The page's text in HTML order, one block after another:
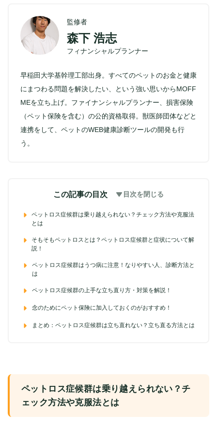
監修者
森下 浩志
フィナンシャルプランナー
早稲田大学基幹理工部出身。すべてのペットのお金と健康
にまつわる問題を解決したい、という強い思いからMOFF
MEを立ち上げ。ファイナンシャルプランナー、損害保険
（ペット保険を含む）の公的資格取得。獣医師団体などと
連携をして、ペットのWEB健康診断ツールの開発も行
う。
この記事の目次 目次を閉じる
ペットロス症候群は乗り越えられない？チェック方法や克服法
とは
そもそもペットロスとは？ペットロス症候群と症状について解
説！
ペットロス症候群はうつ病に注意！なりやすい人、診断方法と
は
ペットロス症候群の上手な立ち直り方・対策を解説！
念のためにペット保険に加入しておくのがおすすめ！
まとめ：ペットロス症候群は立ち直れない？立ち直る方法とは
ペットロス症候群は乗り越えられない？チ
ェック方法や克服法とは